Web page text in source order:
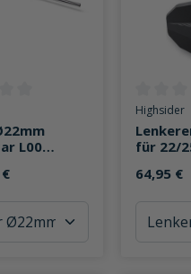
Bewertung von 0 von 5
L00
Highsider
für 22/
64,95 €